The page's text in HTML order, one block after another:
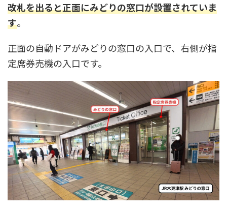
改札を出ると正面にみどりの窓口が設置されていま
す。
正面の自動ドアがみどりの窓口の入口で、右側が指
定席券売機の入口です。